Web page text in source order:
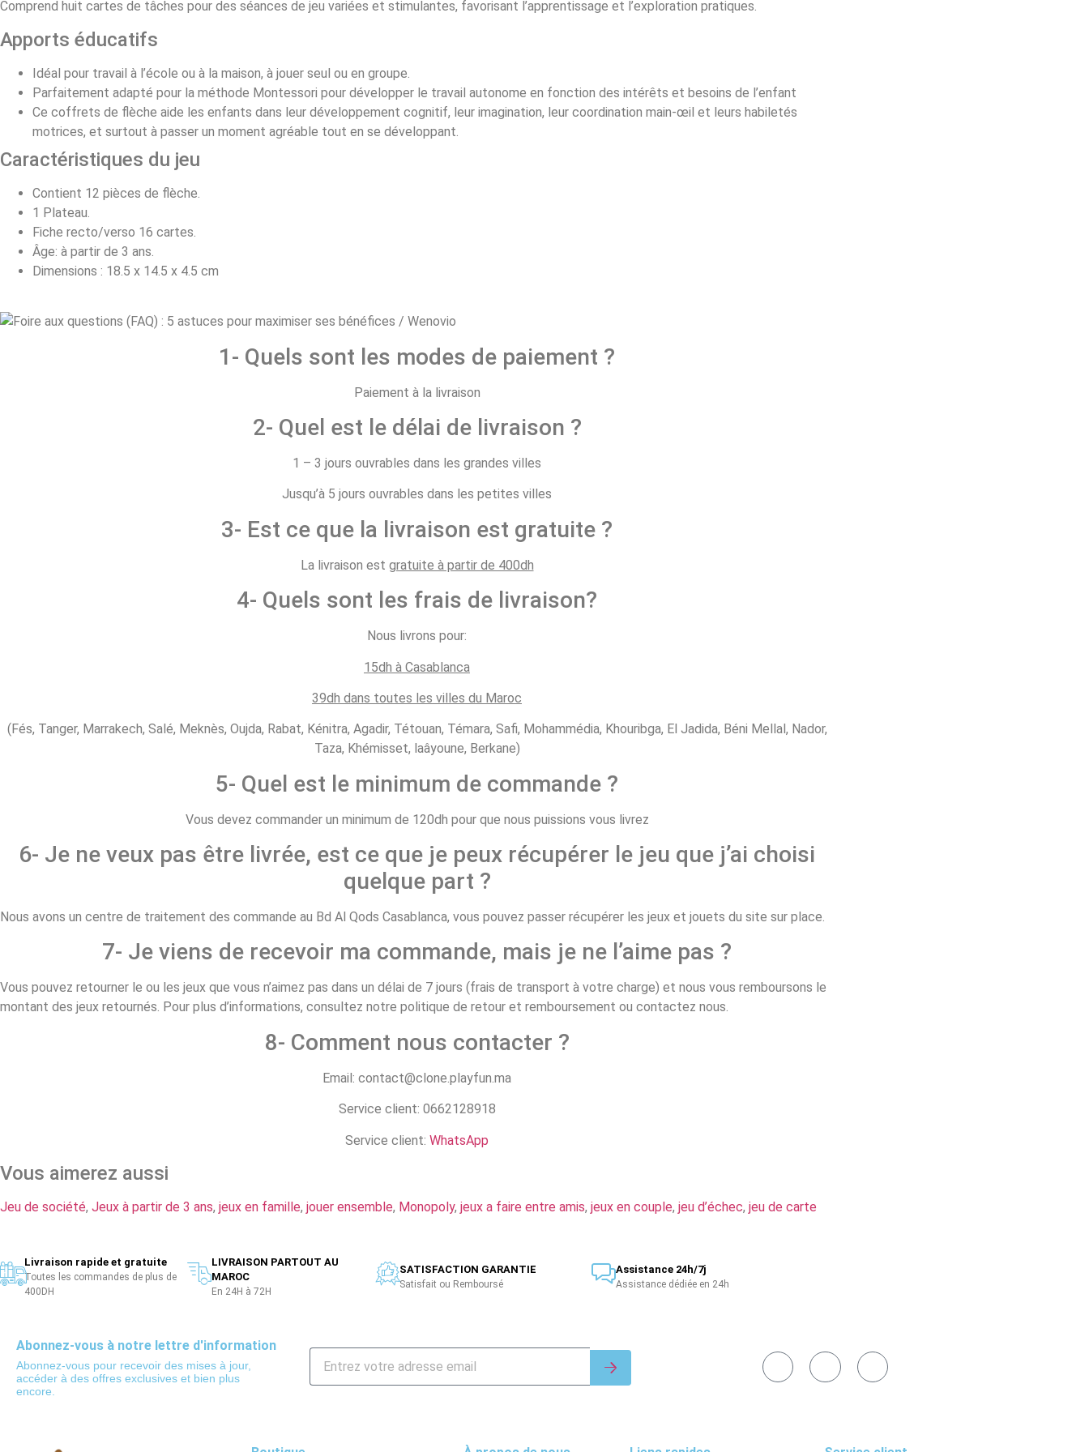
Comprend huit cartes de tâches pour des séances de jeu variées et stimulantes, favorisant l’apprentissage et l’exploration pratiques.
Apports éducatifs
Idéal pour travail à l’école ou à la maison, à jouer seul ou en groupe.
Parfaitement adapté pour la méthode Montessori pour développer le travail autonome en fonction des intérêts et besoins de l’enfant
Ce coffrets de flèche aide les enfants dans leur développement cognitif, leur imagination, leur coordination main-œil et leurs habiletés
motrices, et surtout à passer un moment agréable tout en se développant.
Caractéristiques du jeu
Contient 12 pièces de flèche.
1 Plateau.
Fiche recto/verso 16 cartes.
Âge: à partir de 3 ans.
Dimensions : 18.5 x 14.5 x 4.5 cm
1- Quels sont les modes de paiement ?
Paiement à la livraison
2- Quel est le délai de livraison ?
1 – 3 jours ouvrables dans les grandes villes
Jusqu’à 5 jours ouvrables dans les petites villes
3- Est ce que la livraison est gratuite ?
La livraison est gratuite à partir de 400dh
4- Quels sont les frais de livraison?
Nous livrons pour:
15dh à Casablanca
39dh dans toutes les villes du Maroc
(Fés, Tanger, Marrakech, Salé, Meknès, Oujda, Rabat, Kénitra, Agadir, Tétouan, Témara, Safi, Mohammédia, Khouribga, El Jadida, Béni Mellal, Nador,
Taza, Khémisset, laâyoune, Berkane)
5- Quel est le minimum de commande ?
Vous devez commander un minimum de 120dh pour que nous puissions vous livrez
6- Je ne veux pas être livrée, est ce que je peux récupérer le jeu que j’ai choisi
quelque part ?
Nous avons un centre de traitement des commande au Bd Al Qods Casablanca, vous pouvez passer récupérer les jeux et jouets du site sur place.
7- Je viens de recevoir ma commande, mais je ne l’aime pas ?
Vous pouvez retourner le ou les jeux que vous n’aimez pas dans un délai de 7 jours (frais de transport à votre charge) et nous vous remboursons le
montant des jeux retournés. Pour plus d’informations, consultez notre politique de retour et remboursement ou contactez nous.
8- Comment nous contacter ?
Email: contact@clone.playfun.ma
Service client: 0662128918
Service client: WhatsApp
Vous aimerez aussi
Jeu de société, Jeux à partir de 3 ans, jeux en famille, jouer ensemble, Monopoly, jeux a faire entre amis, jeux en couple, jeu d’échec, jeu de carte
Livraison rapide et gratuite
Toutes les commandes de plus de
400DH
LIVRAISON PARTOUT AU
MAROC
En 24H à 72H
SATISFACTION GARANTIE
Satisfait ou Remboursé
Assistance 24h/7j
Assistance dédiée en 24h
Abonnez-vous à notre lettre d'information
Abonnez-vous pour recevoir des mises à jour,
accéder à des offres exclusives et bien plus
encore.